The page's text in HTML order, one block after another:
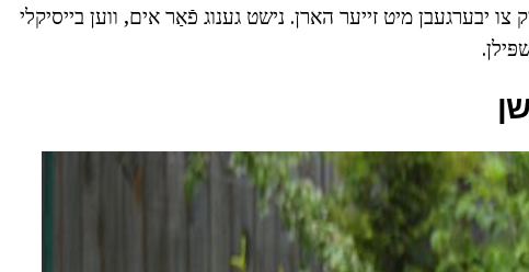
צו יבערגעבן מיט זייער הארן. נישט גענוג פֿאַר אים, ווען בייסיקלי